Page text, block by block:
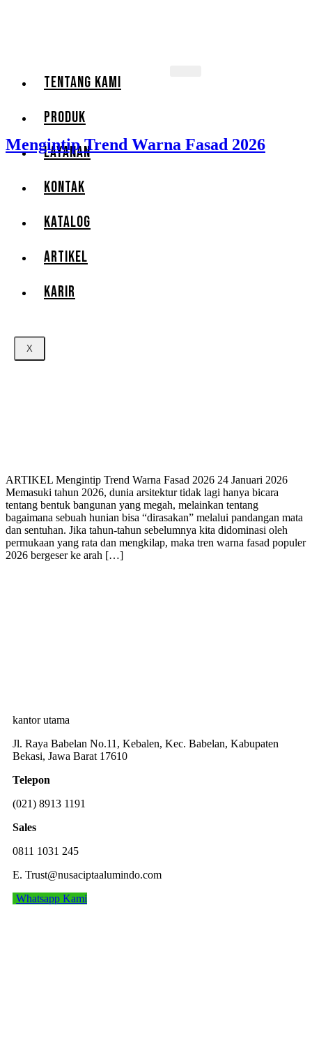
TENTANG KAMI
PRODUK
LAYANAN
KONTAK
KATALOG
ARTIKEL
KARIR
X
Mengintip Trend Warna Fasad 2026
ARTIKEL Mengintip Trend Warna Fasad 2026 24 Januari 2026
Memasuki tahun 2026, dunia arsitektur tidak lagi hanya bicara
tentang bentuk bangunan yang megah, melainkan tentang
bagaimana sebuah hunian bisa “dirasakan” melalui pandangan mata
dan sentuhan. Jika tahun-tahun sebelumnya kita didominasi oleh
permukaan yang rata dan mengkilap, maka tren warna fasad populer
2026 bergeser ke arah […]
kantor utama
Jl. Raya Babelan No.11, Kebalen, Kec. Babelan, Kabupaten
Bekasi, Jawa Barat 17610
Telepon
(021) 8913 1191
Sales
0811 1031 245
E. Trust@nusaciptaalumindo.com
Whatsapp Kami